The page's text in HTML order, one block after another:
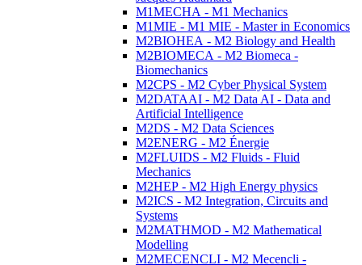
M1MECHA - M1 Mechanics
M1MIE - M1 MIE - Master in Economics
M2BIOHEA - M2 Biology and Health
M2BIOMECA - M2 Biomeca -
Biomechanics
M2CPS - M2 Cyber Physical System
M2DATAAI - M2 Data AI - Data and
Artificial Intelligence
M2DS - M2 Data Sciences
M2ENERG - M2 Énergie
M2FLUIDS - M2 Fluids - Fluid
Mechanics
M2HEP - M2 High Energy physics
M2ICS - M2 Integration, Circuits and
Systems
M2MATHMOD - M2 Mathematical
Modelling
M2MECENCLI - M2 Mecencli -